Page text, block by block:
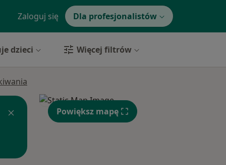
Zaloguj się Dla profesjonalistów
dzieci Więcej filtrów
Powiększ mapę